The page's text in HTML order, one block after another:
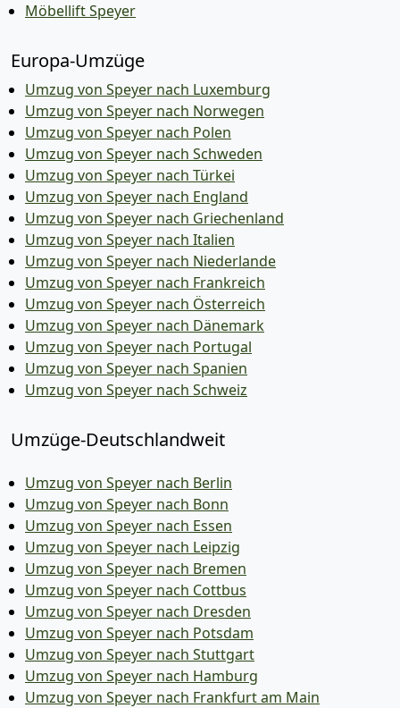
Möbellift Speyer
Europa-Umzüge
Umzug von Speyer nach Luxemburg
Umzug von Speyer nach Norwegen
Umzug von Speyer nach Polen
Umzug von Speyer nach Schweden
Umzug von Speyer nach Türkei
Umzug von Speyer nach England
Umzug von Speyer nach Griechenland
Umzug von Speyer nach Italien
Umzug von Speyer nach Niederlande
Umzug von Speyer nach Frankreich
Umzug von Speyer nach Österreich
Umzug von Speyer nach Dänemark
Umzug von Speyer nach Portugal
Umzug von Speyer nach Spanien
Umzug von Speyer nach Schweiz
Umzüge-Deutschlandweit
Umzug von Speyer nach Berlin
Umzug von Speyer nach Bonn
Umzug von Speyer nach Essen
Umzug von Speyer nach Leipzig
Umzug von Speyer nach Bremen
Umzug von Speyer nach Cottbus
Umzug von Speyer nach Dresden
Umzug von Speyer nach Potsdam
Umzug von Speyer nach Stuttgart
Umzug von Speyer nach Hamburg
Umzug von Speyer nach Frankfurt am Main